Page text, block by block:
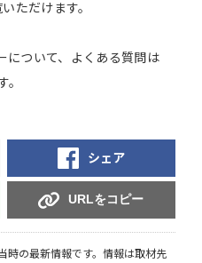
ただけます。
について、よくある質問は
。
シェア
URLをコピー
時の最新情報です。情報は取材先